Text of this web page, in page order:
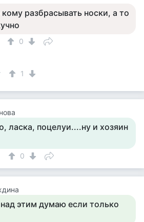
разбрасывать носки, а то
0
1
ласка, поцелуи....ну и хозяин
0
этим думаю если только